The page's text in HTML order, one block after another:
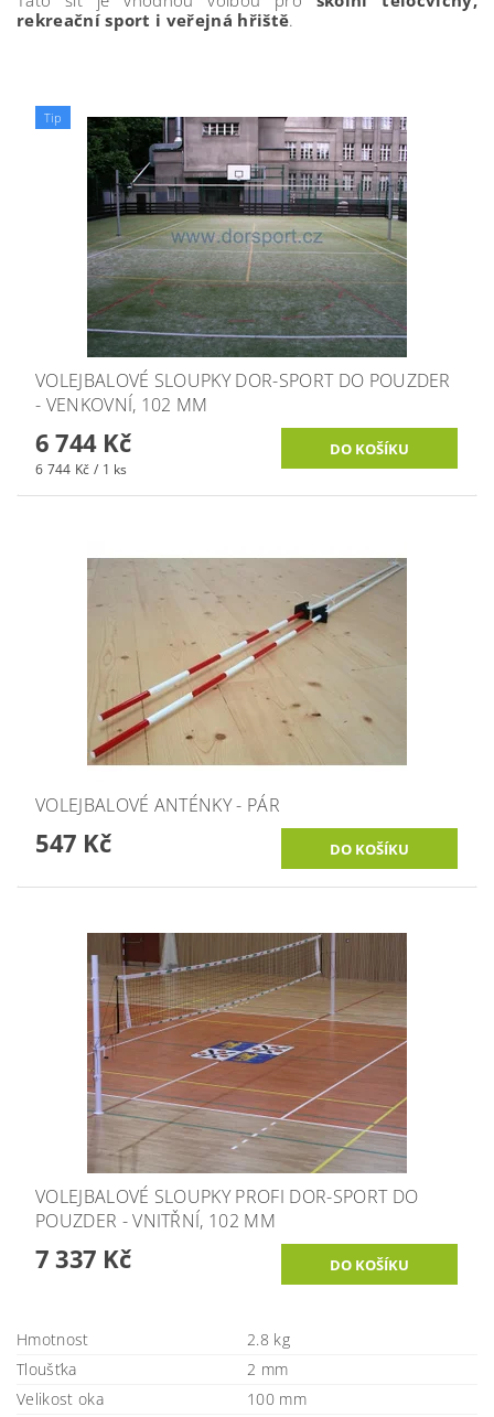
rekreační sport i veřejná hřiště.
Tip
VOLEJBALOVÉ SLOUPKY DOR-SPORT DO POUZDER
- VENKOVNÍ, 102 MM
6 744 Kč
6 744 Kč / 1 ks
VOLEJBALOVÉ ANTÉNKY - PÁR
547 Kč
VOLEJBALOVÉ SLOUPKY PROFI DOR-SPORT DO
POUZDER - VNITŘNÍ, 102 MM
7 337 Kč
Hmotnost
2.8 kg
Tloušťka
2 mm
Velikost oka
100 mm